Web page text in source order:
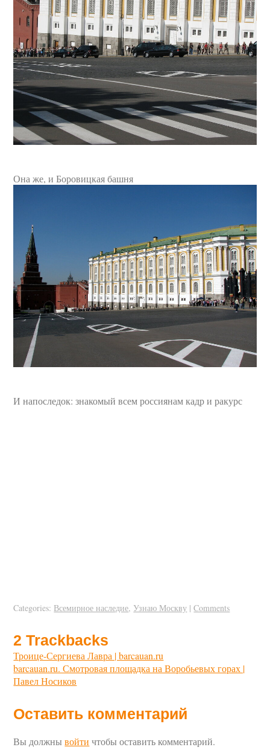
Она же, и Боровицкая башня
И напоследок: знакомый всем россиянам кадр и ракурс
Categories: Всемирное наследие, Узнаю Москву | Comments
2 Trackbacks
Троице-Сергиева Лавра | barcauan.ru
barcauan.ru. Смотровая площадка на Воробьевых горах |
Павел Носиков
Оставить комментарий
Вы должнывойти чтобы оставить комментарий.